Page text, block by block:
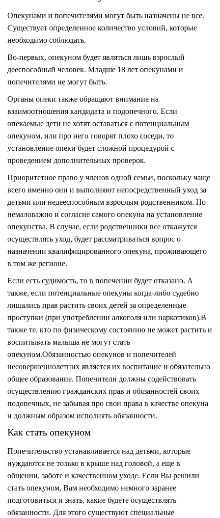
Опекунами и попечителями могут быть назначены не все.
Существует определенное количество условий, которые
необходимо соблюдать.
Во-первых, опекуном будет являться лишь взрослый
дееспособный человек. Младше 18 лет опекунами и
попечителями не могут быть.
Органы опеки также обращают внимание на
взаимоотношения кандидата и подопечного. Если
опекаемые дети не хотят оставаться с потенциальным
опекуном, или про него говорят плохо соседи, то
установление опеки будет сложной процедурой с
проведением дополнительных проверок.
Приоритетное право у членов одной семьи, поскольку чаще
всего именно они и выполняют непосредственный уход за
детьми или недееспособным взрослым родственником. Но
немаловажно и согласие самого опекуна на установление
опекунства. В случае, если родственники все откажутся
осуществлять уход, будет рассматриваться вопрос о
назначении квалифицированного опекуна, проживающего
в том же регионе.
Если есть судимость, то в попечении будет отказано. А
также, если потенциальные опекуны когда-либо судебно
лишались прав растить своих детей за определенные
проступки (при употреблении алкоголя или наркотиков).В
также те, кто по физическому состоянию не может растить и
воспитывать малыша не могут стать
опекуном.Обязанностью опекунов и попечителей
несовершеннолетних является их воспитание и обязательно
общее образование. Попечители должны содействовать
осуществлению гражданских прав и обязанностей своих
подопечных, не забывая про свои права в качестве опекуна
и должным образом исполнять обязанности.
Как стать опекуном
Попечительство устанавливается над детьми, которые
нуждаются не только в крыше над головой, а еще в
общении, заботе и качественном уходе. Если Вы решили
стать опекуном, Вам необходимо немного заранее
подготовиться и знать, какие будете осуществлять
обязанности. Для этого существуют специальные